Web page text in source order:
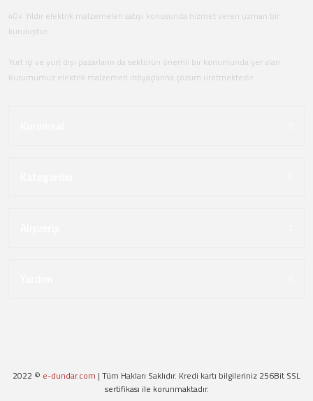
40+ Yıldır elektrik malzemeleri satışı konusunda hizmet veren uzman bir
kuruluştur.
Yurt içi ve yurt dışı pazarların da sektörün önemli bir konumunda yer alan
Kurumumuz elektrik malzemeri ihtiyaçlarına çözüm üretmektedir.
2022 © e-dundar.com | Tüm Hakları Saklıdır. Kredi kartı bilgileriniz 256Bit SSL
sertifikası ile korunmaktadır.